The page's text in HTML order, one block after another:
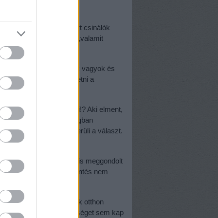
a Hollywoodban karriert csinálók
szüleiket, akik szintén „valamit
„Kivándorolt gyerek vagyok és
mert nem tudtuk fizetni a
Hogy merészeli!? Aki elment,
kihívás idegen országban
csak szégyenkezve kerüli a választ.
a lét a tét!!!! Nagyon is meggondolt
ismerjük. Ez a kijelentés nem
a lehetőségekkel, csak otthon
ország, mert lehetőséget sem kap